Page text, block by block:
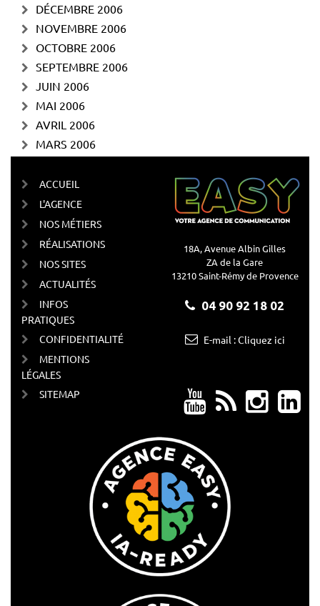
DÉCEMBRE 2006
NOVEMBRE 2006
OCTOBRE 2006
SEPTEMBRE 2006
JUIN 2006
MAI 2006
AVRIL 2006
MARS 2006
ACCUEIL
L'AGENCE
NOS MÉTIERS
RÉALISATIONS
NOS SITES
ACTUALITÉS
INFOS
PRATIQUES
CONFIDENTIALITÉ
MENTIONS
LÉGALES
SITEMAP
18A, Avenue Albin Gilles
ZA de la Gare
13210 Saint-Rémy de Provence
04 90 92 18 02
E-mail : Cliquez ici